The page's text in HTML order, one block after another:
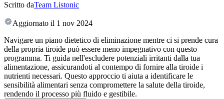
Scritto daTeam Listonic
Aggiornato il 1 nov 2024
Navigare un piano dietetico di eliminazione mentre ci si prende cura
della propria tiroide può essere meno impegnativo con questo
programma. Ti guida nell'escludere potenziali irritanti dalla tua
alimentazione, assicurandoti al contempo di fornire alla tiroide i
nutrienti necessari. Questo approccio ti aiuta a identificare le
sensibilità alimentari senza compromettere la salute della tiroide,
rendendo il processo più fluido e gestibile.